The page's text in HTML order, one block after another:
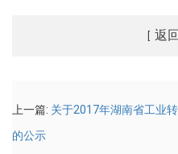
返
上一篇: 关于2017年湖南省工业
的公示